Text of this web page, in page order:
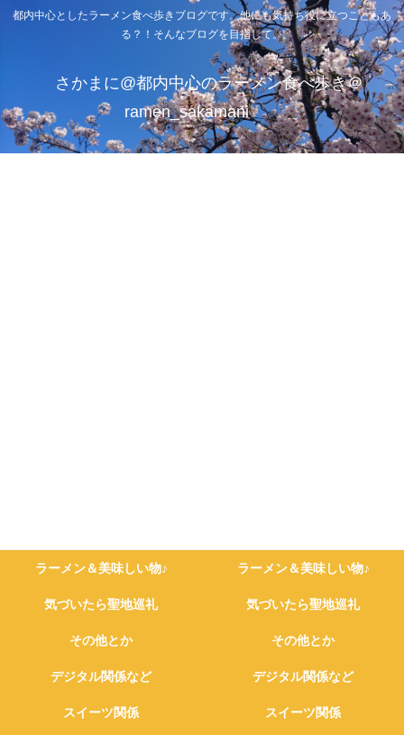
都内中心としたラーメン食べ歩きブログです。他にも気持ち役に立つこともあ
る？！そんなブログを目指して。
さかまに@都内中心のラーメン食べ歩き＠
ramen_sakamani
ラーメン＆美味しい物♪ ラーメン＆美味しい物♪
気づいたら聖地巡礼 気づいたら聖地巡礼
その他とか その他とか
デジタル関係など デジタル関係など
スイーツ関係 スイーツ関係